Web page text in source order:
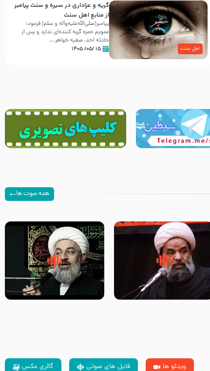
اهل سنت
گریه و عزاداری در سیره و سنت پیامبر
از منابع اهل سنت
پیامبر(صلی‌الله‌علیه‌وآله و سلم) فرمود:
عمویم حمزه گریه کننده‌ای ندارد و پس از
حادثه احد، صفیه خواهر...
۱۵ /۰۵/ ۱۴۰۵
همه صوت ها
سلام جوانی که امام حسین علیه
السلام خودش جوابش را دادند
زیارتی که اسباب رزق زیاد و عمر
طولانی است حجت السلام حسین
ویدئو ها فایل های صوتی گالری عکس